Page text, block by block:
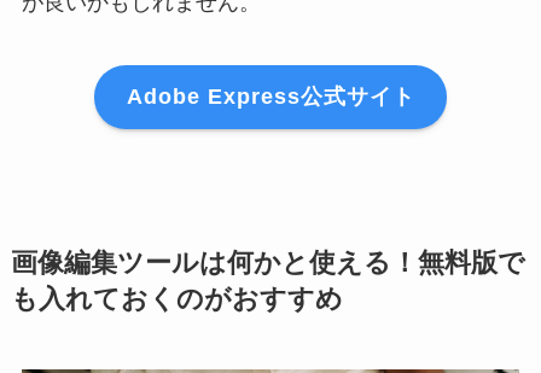
Adobe Express公式サイト
画像編集ツールは何かと使える！無料版で
も入れておくのがおすすめ